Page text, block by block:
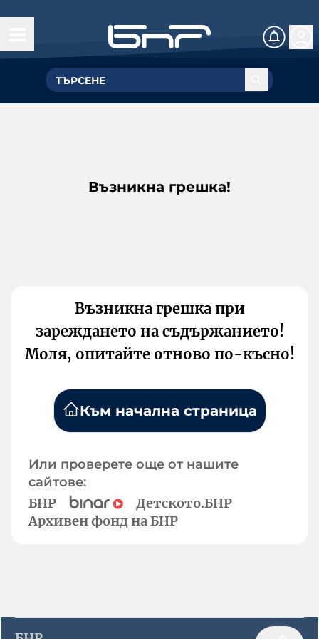
Възникна грешка!
Възникна грешка при
зареждането на съдържанието!
Моля, опитайте отново по-късно!
Към начална страница
Или проверете още от нашите
сайтове:
БНР
Детското.БНР
Архивен фонд на БНР